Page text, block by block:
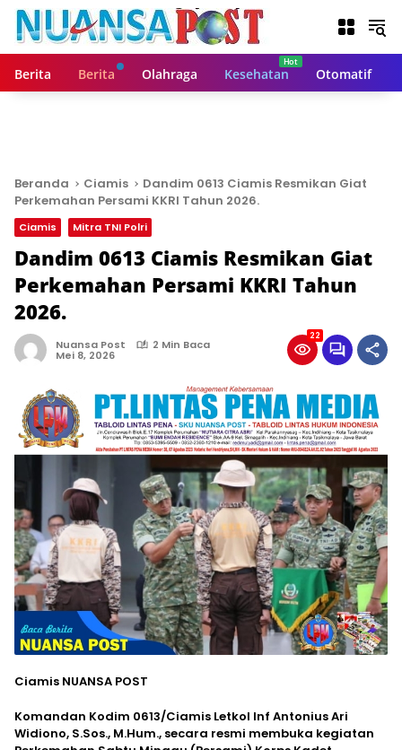
Berita Berita Olahraga Kesehatan Otomatif
Beranda Ciamis
Dandim 0613 Ciamis Resmikan Giat
Perkemahan Persami KKRI Tahun 2026.
Ciamis Mitra TNI Polri
Dandim 0613 Ciamis Resmikan Giat
Perkemahan Persami KKRI Tahun
2026.
Nuansa Post 2 Min Baca
Mei 8, 2026
22
Ciamis NUANSA POST
Komandan Kodim 0613/Ciamis Letkol Inf Antonius Ari
Widiono, S.Sos., M.Hum., secara resmi membuka kegiatan